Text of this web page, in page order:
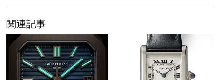
関連記事